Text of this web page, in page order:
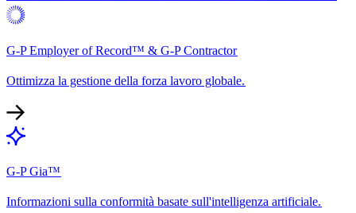
G-P Employer of Record™ & G-P Contractor​​
Ottimizza la gestione della forza lavoro globale.​​
G-P Gia™​​
Informazioni sulla conformità basate sull'intelligenza artificiale.​​